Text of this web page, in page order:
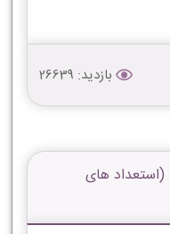
بازدید: 26639
(استعداد های